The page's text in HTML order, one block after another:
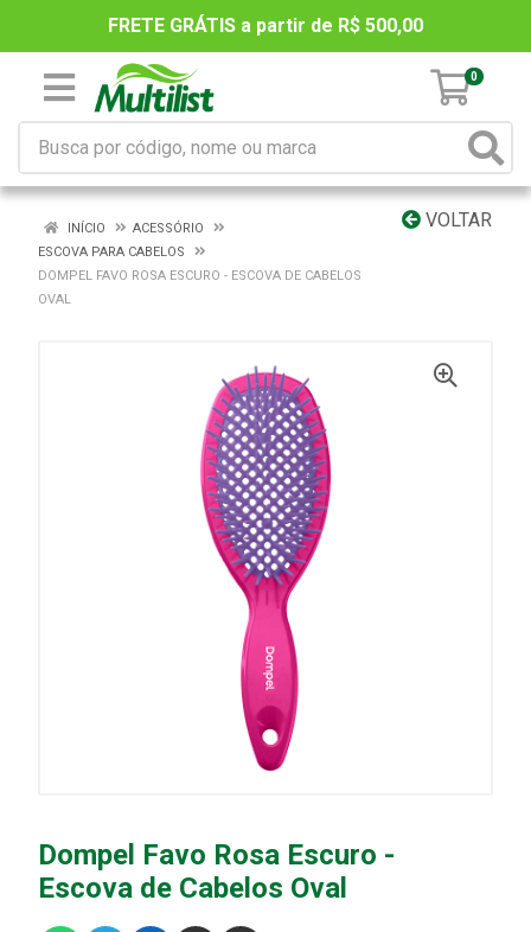
FRETE GRÁTIS a partir de R$ 500,00
0
VOLTAR
INÍCIO
ACESSÓRIO
ESCOVA PARA CABELOS
DOMPEL FAVO ROSA ESCURO - ESCOVA DE CABELOS
OVAL
Dompel Favo Rosa Escuro -
Escova de Cabelos Oval